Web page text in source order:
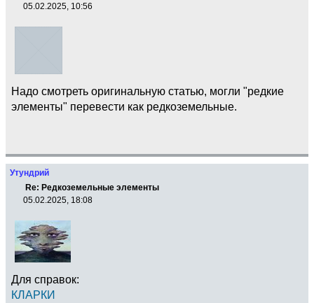
05.02.2025, 10:56
Надо смотреть оригинальную статью, могли "редкие
элементы" перевести как редкоземельные.
Утундрий
Re: Редкоземельные элементы
05.02.2025, 18:08
Для справок:
КЛАРКИ